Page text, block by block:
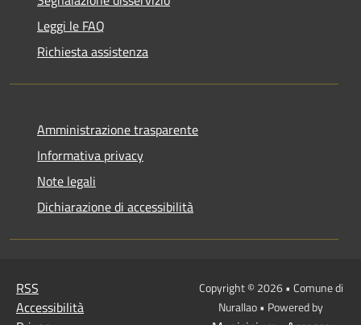
Leggi le FAQ
Richiesta assistenza
Amministrazione trasparente
Informativa privacy
Note legali
Dichiarazione di accessibilità
RSS
Accessibilità
Copyright © 2026 • Comune di
Nurallao • Powered by